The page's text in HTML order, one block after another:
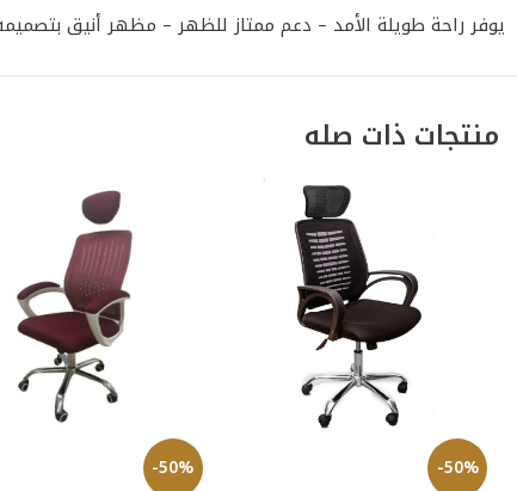
يوفر راحة طويلة الأمد – دعم ممتاز للظهر – مظهر أنيق
منتجات ذات صله
-50%
-50%